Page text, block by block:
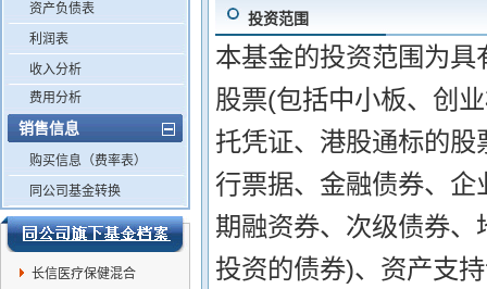
资产负债表
利润表
收入分析
费用分析
销售信息
购买信息（费率表）
同公司基金转换
长信医疗保健混合
投资范围
本基金的投资范围为
股票(包括中小板、创
托凭证、港股通标的
行票据、金融债券、
期融资券、次级债券
投资的债券)、资产支